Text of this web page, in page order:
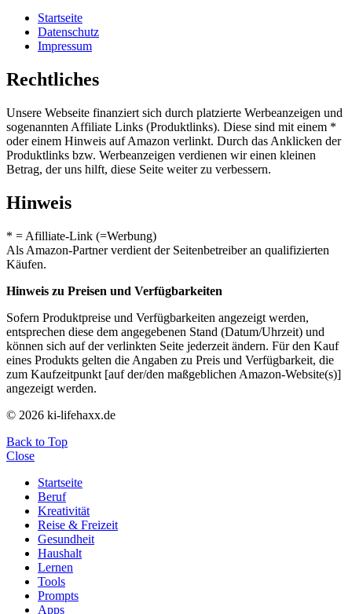
Startseite
Datenschutz
Impressum
Rechtliches
Unsere Webseite finanziert sich durch platzierte Werbeanzeigen und
sogenannten Affiliate Links (Produktlinks). Diese sind mit einem *
oder einem Hinweis auf Amazon verlinkt. Durch das Anklicken der
Produktlinks bzw. Werbeanzeigen verdienen wir einen kleinen
Betrag, der uns hilft, diese Seite weiter zu verbessern.
Hinweis
* = Afilliate-Link (=Werbung)
Als Amazon-Partner verdient der Seitenbetreiber an qualifizierten
Käufen.
Hinweis zu Preisen und Verfügbarkeiten
Sofern Produktpreise und Verfügbarkeiten angezeigt werden,
entsprechen diese dem angegebenen Stand (Datum/Uhrzeit) und
können sich auf der verlinkten Seite jederzeit ändern. Für den Kauf
eines Produkts gelten die Angaben zu Preis und Verfügbarkeit, die
zum Kaufzeitpunkt [auf der/den maßgeblichen Amazon-Website(s)]
angezeigt werden.
© 2026 ki-lifehaxx.de
Back to Top
Close
Startseite
Beruf
Kreativität
Reise & Freizeit
Gesundheit
Haushalt
Lernen
Tools
Prompts
Apps